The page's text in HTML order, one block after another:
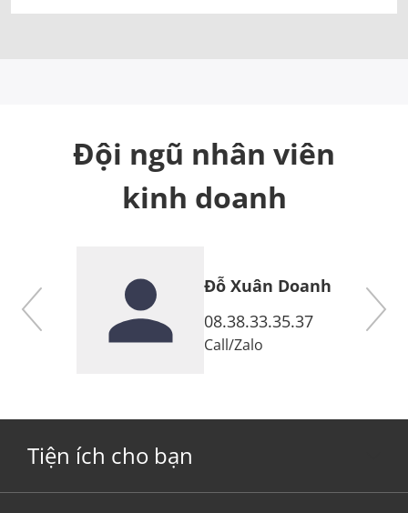
Đội ngũ nhân viên
kinh doanh
Đỗ Xuân Doanh
08.38.33.35.37
Call/Zalo
Tiện ích cho bạn